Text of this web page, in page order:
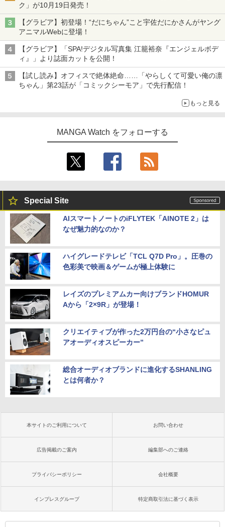
ク」が10月19日発売！
【グラビア】初登場！“だにちゃん”こと宇佐だにかさんがヤング
アニマルWebに登場！
【グラビア】「SPA!デジタル写真集 江籠裕奈『エンジェルボデ
ィ』」より誌面カットを公開！
【試し読み】オフィスで絶体絶命……「やらしくて可愛い俺の凛
ちゃん」第23話が「コミックシーモア」で先行配信！
もっと見る
MANGA Watch をフォローする
Special Site
AIスマートノートのiFLYTEK「AINOTE 2」は
なぜ魅力的なのか？
ハイグレードテレビ「TCL Q7D Pro」。圧巻の
色彩美で映画＆ゲームが極上体験に
レイズのプレミアムカー向けブランドHOMUR
Aから「2×9R」が登場！
クリエイティブが作った2万円台の“小さなピュ
アオーディオスピーカー”
総合オーディオブランドに進化するSHANLING
とは何者か？
本サイトのご利用について お問い合わせ
広告掲載のご案内 編集部へのご連絡
プライバシーポリシー 会社概要
インプレスグループ 特定商取引法に基づく表示